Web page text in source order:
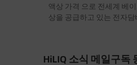
액상 가격 으로 전세계 베
상을 공급하고 있는 전자
HiLIQ 소식 메일구독